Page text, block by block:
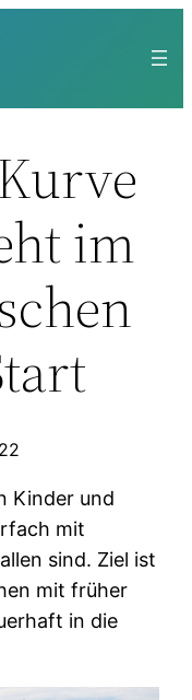
im
Kinder und
mit
sind. Ziel ist
mit früher
in die